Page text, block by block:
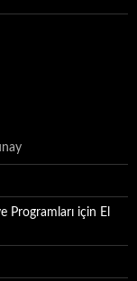
Programları için El